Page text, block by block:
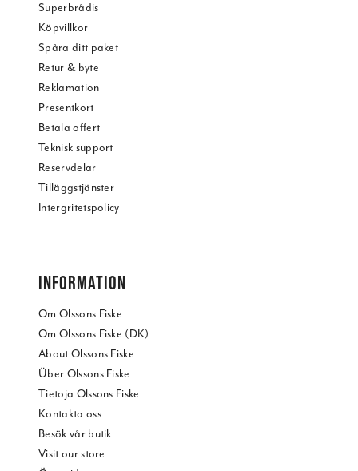
Superbrådis
Köpvillkor
Spåra ditt paket
Retur & byte
Reklamation
Presentkort
Betala offert
Teknisk support
Reservdelar
Tilläggstjänster
Intergritetspolicy
INFORMATION
Om Olssons Fiske
Om Olssons Fiske (DK)
About Olssons Fiske
Über Olssons Fiske
Tietoja Olssons Fiske
Kontakta oss
Besök vår butik
Visit our store